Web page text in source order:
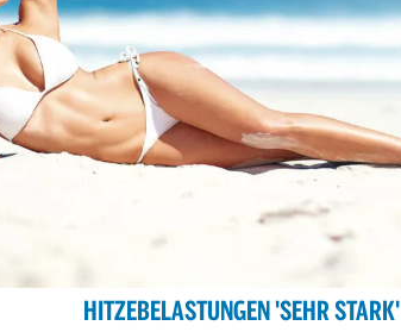
HITZEBELASTUNGEN 'SEHR STARK'